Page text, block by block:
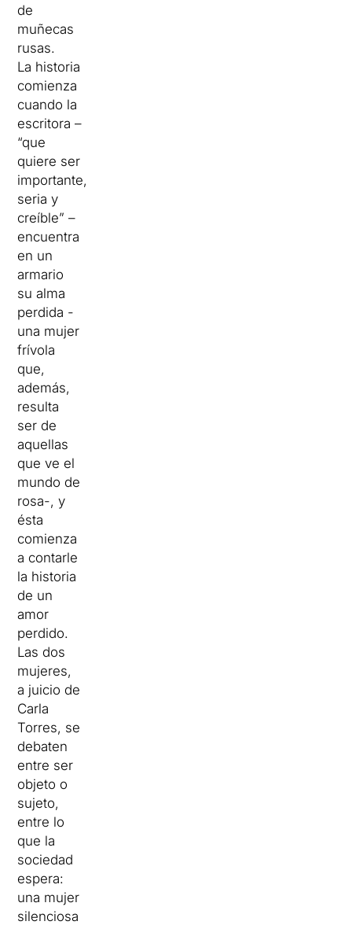
de
muñecas
rusas.
La historia
comienza
cuando la
escritora –
“que
quiere ser
importante,
seria y
creíble” –
encuentra
en un
armario
su alma
perdida -
una mujer
frívola
que,
además,
resulta
ser de
aquellas
que ve el
mundo de
rosa-, y
ésta
comienza
a contarle
la historia
de un
amor
perdido.
Las dos
mujeres,
a juicio de
Carla
Torres, se
debaten
entre ser
objeto o
sujeto,
entre lo
que la
sociedad
espera:
una mujer
silenciosa